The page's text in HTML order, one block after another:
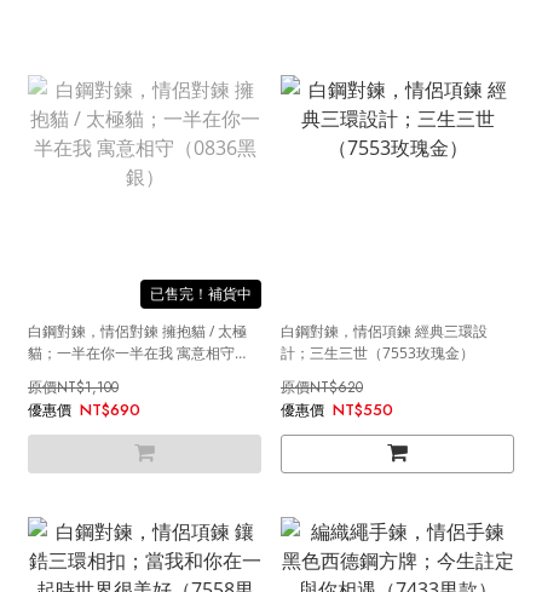
售完
白鋼對鍊，情侶對鍊 擁抱貓 / 太極
貓；一半在你一半在我 寓意相守
（0836黑銀）
NT$1,100
NT$690
白鋼對鍊，情侶項鍊 經典三環設
計；三生三世（7553玫瑰金）
NT$620
NT$550